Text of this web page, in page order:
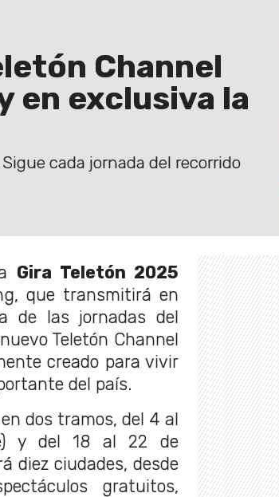
Channel
en exclusiva la
cada jornada del recorrido
Gira Teletón 2025
que transmitirá en
de las jornadas del
Teletón Channel
creado para vivir
del país.
dos tramos, del 4 al
y del 18 al 22 de
diez ciudades, desde
gratuitos,